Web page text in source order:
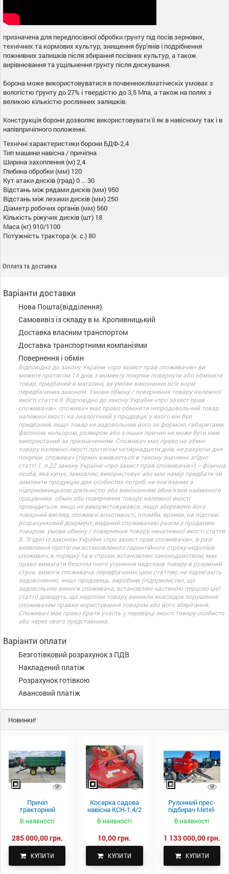
призначенадля передпосівноїобробки грунту під посівзернових,
технічних та кормових культур, знищеннябур'янів і подрібнення
пожнивних залишків післязбирання посівних культур, атакож
вирівнюваннятаущільнення грунту післядискування.
Борона може використовуватися в почвеннокліматіческіх умовах з
вологістю ґрунтудо27% ітвердістю до3,5 Мпа, атакож на полях з
великою кількістю рослинних залишків.
Конструкціяборонидозволяє використовуватиїїяк в навісномутак і в
напівпричіпного положенні.
Технічні характеристики борони БДФ-2,4
Тип машини навісна / причіпна
Ширина захоплення (м) 2,4
Глибина обробки (мм) 120
Кут атаки дисків (град) 0 ... 30
Відстань між рядами дисків (мм) 950
Відстань між лезами дисків (мм) 250
Діаметр робочих органів (мм) 560
Кількість ріжучих дисків (шт) 18
Маса (кг) 910/1100
Потужність трактора (к. с.) 80
Оплата та доставка
Варіанти доставки
Нова Пошта(відділення)
Самовивіз із складу в м. Кропивницький
Доставка власним транспортом
Доставка транспортними компаніями
Повернення і обмін
Відповідно до закону України «про захист прав споживачів» ви
можете протягом 14 днів з моменту покупки повернути або обміняти
товар, придбаний в магазині, за умови виконання всіх норм
передбачених законом. Умови обміну / повернення товару належної
якості стаття 9. Відповідно до закону України «про захист прав
споживачів»: споживач має право обміняти непродовольчий товар
належної якості на аналогічний у продавця, у якого він був
придбаний, якщо товар не задовольнив його за формою, габаритами,
фасоном, кольором, розміром або з інших причин не може бути ним
використаний за призначенням. Споживач має право на обмін
товару належної якості протягом чотирнадцяти днів, не рахуючи дня
покупки. споживач (термін вживається в такому значенні згідно
статті 1. п.22 закону України «про захист прав споживачів») – фізична
особа, яка купує, замовляє, використовує або має намір придбати чи
замовити продукцію для особистих потреб, не пов’язаних з
підприємницькою діяльністю або виконанням обов’язків найманого
працівника. обмін або повернення товару належної якості
провадиться: якщо не використовувався; якщо збережено його
товарний вигляд, споживчі властивості, пломби, ярлики; на підставі
розрахунковий документ, виданий споживачеві разом з проданим
товаром. умови обміну / повернення товару неналежної якості стаття
8. Згідно із законом України «про захист прав споживачів»: в разі
виявлення протягом встановленого гарантійного строку недоліків
споживач, в порядку та в строки, встановлені законодавством, має
право вимагати безоплатного усунення недоліків товару в розумний
строк. вимоги споживача, передбачених цією статтею, не підлягають
задоволенню, якщо продавець, виробник (підприємство, що
задовольняє вимоги споживача, встановлені частиною першою цієї
статті) доведуть, що недоліки товару виникли внаслідок порушення
споживачем правил користування товаром або його зберігання.
Споживач має право брати участь у перевірці якості товару особисто
або через свого представника.
Варіанти оплати
Безготівковий розрахунок з ПДВ
Накладений платіж
Розрахунок готівкою
Авансовий платіж
Новинки!
Причіп
тракторний
самоскидний
Spike 2 ПТС-4
В наявності
285 000,00 грн.
КУПИТИ
Косарка садова
навісна КСН-1,4/2
В наявності
10,00 грн.
КУПИТИ
Рулонний прес-
підбирач Metel-
Fach Z 587
В наявності
1 133 000,00 грн.
КУПИТИ